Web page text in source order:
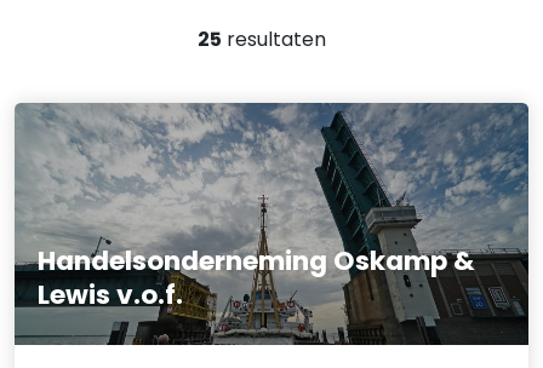
25 resultaten
Handelsonderneming Oskamp &
Lewis v.o.f.